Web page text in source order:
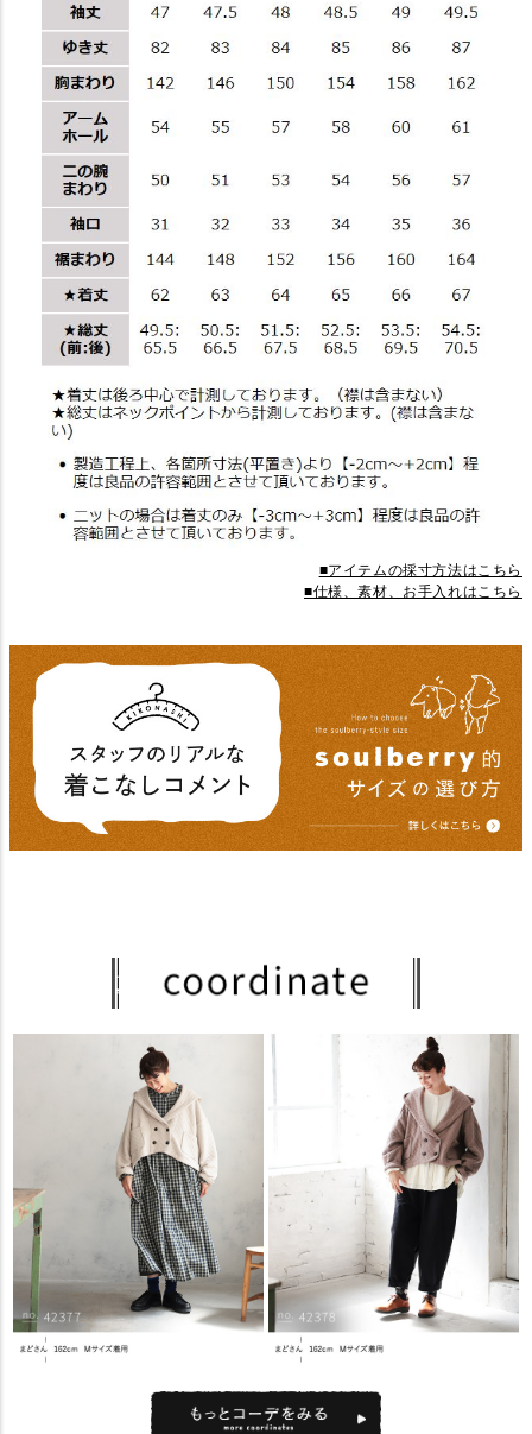
■アイテムの採寸方法はこちら
■仕様、素材、お手入れはこちら